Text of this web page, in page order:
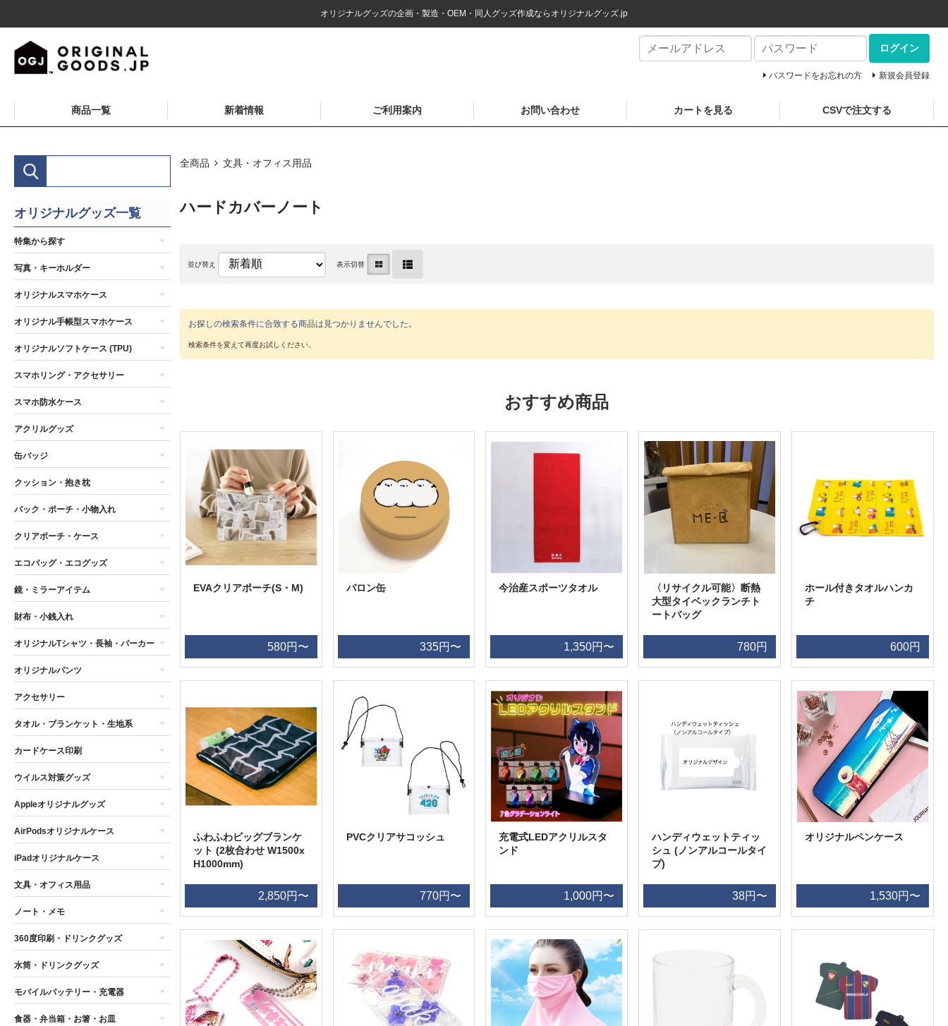
オリジナルグッズの企画・製造・OEM・同人グッズ作成ならオリジナルグッズ.jp
ログイン
パスワードをお忘れの方 新規会員登録
商品一覧 新着情報 ご利用案内 お問い合わせ カートを見る CSVで注文する
全商品 文具・オフィス用品
ハードカバーノート
並び替え 表示切替
お探しの検索条件に合致する商品は見つかりませんでした。
おすすめ商品
EVAクリアポーチ(S・M)
580円〜
バロン缶
335円〜
今治産スポーツタオル
1,350円〜
〈リサイクル可能〉断熱
大型タイベックランチト
ートバッグ
780円
ホール付きタオルハンカ
チ
600円
ふわふわビッグブランケ
ット (2枚合わせ W1500x
H1000mm)
2,850円〜
PVCクリアサコッシュ
770円〜
充電式LEDアクリルスタ
ンド
1,000円〜
ハンディウェットティッ
シュ (ノンアルコールタイ
プ)
38円〜
オリジナルペンケース
1,530円〜
オリジナルグッズ一覧
特集から探す
写真・キーホルダー
オリジナルスマホケース
オリジナル手帳型スマホケース
オリジナルソフトケース (TPU)
スマホリング・アクセサリー
スマホ防水ケース
アクリルグッズ
缶バッジ
クッション・抱き枕
バック・ポーチ・小物入れ
クリアポーチ・ケース
エコバッグ・エコグッズ
鏡・ミラーアイテム
財布・小銭入れ
オリジナルTシャツ・長袖・パーカー
オリジナルパンツ
アクセサリー
タオル・ブランケット・生地系
カードケース印刷
ウイルス対策グッズ
Appleオリジナルグッズ
AirPodsオリジナルケース
iPadオリジナルケース
文具・オフィス用品
ノート・メモ
360度印刷・ドリンクグッズ
水筒・ドリンクグッズ
モバイルバッテリー・充電器
食器・弁当箱・お箸・お皿